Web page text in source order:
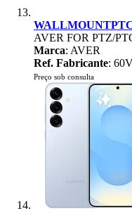
AVER FOR PTZ/
Marca: AVER
Ref. Fabricante:
Preço sob consulta